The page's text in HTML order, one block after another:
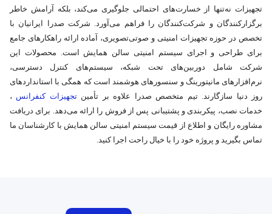
تجهیزات نه‌تنها از خسارت‌های احتمالی جلوگیری می‌کند، بلکه آرامش خاطر
برگزارکنندگان و شرکت‌کنندگان را فراهم می‌آورد. شرکت صدرا ایرانیان با
تخصص در حوزه تجهیزات امنیتی و صوتی‌تصویری، آماده ارائه راهکارهای جامع
برای طراحی و اجرای سیستم امنیتی سالن همایش است. محصولات این
شرکت شامل دوربین‌های تحت شبکه، سیستم‌های کنترل دسترسی،
نرم‌افزارهای مانیتورینگ و سنسورهای هوشمند است که همگی با استانداردهای
روز دنیا سازگارند. تیم متخصص صدرا علاوه بر تأمینتجهیزات کنفرانس ،
خدمات نصب، پیکربندی و پشتیبانی پس از فروش را ارائه می‌دهد. برای دریافت
مشاوره رایگان و اطلاع از قیمت سیستم امنیتی سالن‌ همایش با کارشناسان ما
تماس بگیرید و پروژه خود را با خیال راحت اجرا کنید.